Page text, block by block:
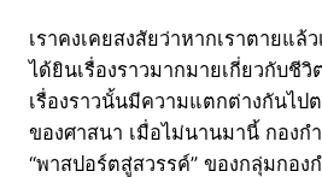
เราคงเคยสงสัยว่าหากเราตายแล้
ได้ยินเรื่องราวมากมายเกี่ยวกับชี
เรื่องราวนั้นมีความแตกต่างกันไ
ของศาสนา เมื่อไม่นานมานี้ กองก
“พาสปอร์ตสู่สวรรค์” ของกลุ่มกอง